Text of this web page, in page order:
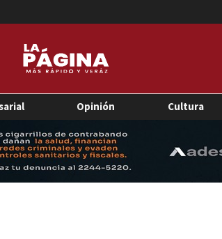
Opinión Cultura